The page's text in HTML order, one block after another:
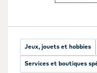
Jeux, jouets et hobbies
Services et boutiques